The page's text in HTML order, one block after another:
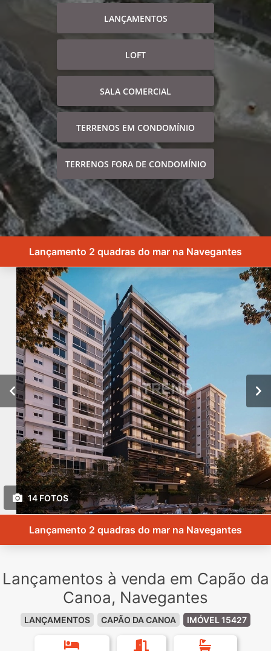
LANÇAMENTOS
LOFT
SALA COMERCIAL
TERRENOS EM CONDOMÍNIO
TERRENOS FORA DE CONDOMÍNIO
Lançamento 2 quadras do mar na Navegantes
14 FOTOS
Lançamento 2 quadras do mar na Navegantes
Lançamentos à venda em Capão da
Canoa, Navegantes
LANÇAMENTOS CAPÃO DA CANOA IMÓVEL 15427